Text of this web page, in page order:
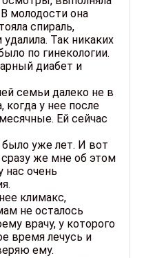
молодости она
спираль,
Так никаких
по гинекологии.
диабет и
семьи далеко не в
когда у нее после
Ей сейчас
уже лет. И вот
же мне об этом
нас очень
климакс,
не осталось
врачу, у которого
время лечусь и
ему.